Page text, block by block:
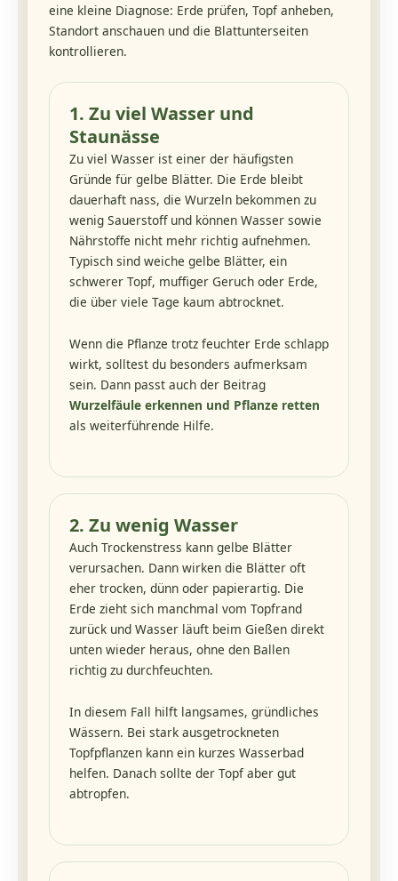
eine kleine Diagnose: Erde prüfen, Topf anheben,
Standort anschauen und die Blattunterseiten
kontrollieren.
1. Zu viel Wasser und
Staunässe
Zu viel Wasser ist einer der häufigsten
Gründe für gelbe Blätter. Die Erde bleibt
dauerhaft nass, die Wurzeln bekommen zu
wenig Sauerstoff und können Wasser sowie
Nährstoffe nicht mehr richtig aufnehmen.
Typisch sind weiche gelbe Blätter, ein
schwerer Topf, muffiger Geruch oder Erde,
die über viele Tage kaum abtrocknet.
Wenn die Pflanze trotz feuchter Erde schlapp
wirkt, solltest du besonders aufmerksam
sein. Dann passt auch der Beitrag
Wurzelfäule erkennen und Pflanze retten
als weiterführende Hilfe.
2. Zu wenig Wasser
Auch Trockenstress kann gelbe Blätter
verursachen. Dann wirken die Blätter oft
eher trocken, dünn oder papierartig. Die
Erde zieht sich manchmal vom Topfrand
zurück und Wasser läuft beim Gießen direkt
unten wieder heraus, ohne den Ballen
richtig zu durchfeuchten.
In diesem Fall hilft langsames, gründliches
Wässern. Bei stark ausgetrockneten
Topfpflanzen kann ein kurzes Wasserbad
helfen. Danach sollte der Topf aber gut
abtropfen.